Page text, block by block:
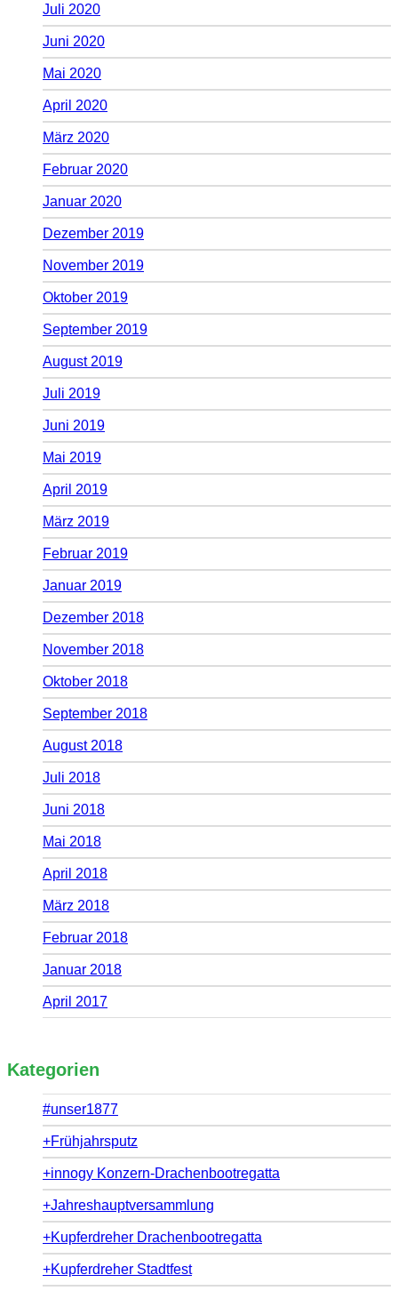
Juli 2020
Juni 2020
Mai 2020
April 2020
März 2020
Februar 2020
Januar 2020
Dezember 2019
November 2019
Oktober 2019
September 2019
August 2019
Juli 2019
Juni 2019
Mai 2019
April 2019
März 2019
Februar 2019
Januar 2019
Dezember 2018
November 2018
Oktober 2018
September 2018
August 2018
Juli 2018
Juni 2018
Mai 2018
April 2018
März 2018
Februar 2018
Januar 2018
April 2017
Kategorien
#unser1877
+Frühjahrsputz
+innogy Konzern-Drachenbootregatta
+Jahreshauptversammlung
+Kupferdreher Drachenbootregatta
+Kupferdreher Stadtfest